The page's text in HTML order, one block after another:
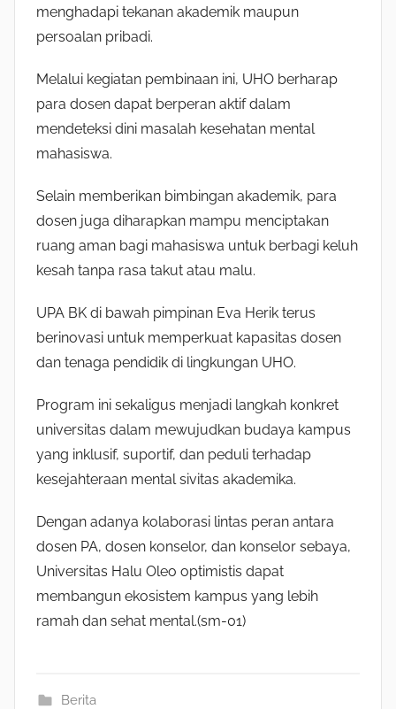
menghadapi tekanan akademik maupun
persoalan pribadi.
Melalui kegiatan pembinaan ini, UHO berharap
para dosen dapat berperan aktif dalam
mendeteksi dini masalah kesehatan mental
mahasiswa.
Selain memberikan bimbingan akademik, para
dosen juga diharapkan mampu menciptakan
ruang aman bagi mahasiswa untuk berbagi keluh
kesah tanpa rasa takut atau malu.
UPA BK di bawah pimpinan Eva Herik terus
berinovasi untuk memperkuat kapasitas dosen
dan tenaga pendidik di lingkungan UHO.
Program ini sekaligus menjadi langkah konkret
universitas dalam mewujudkan budaya kampus
yang inklusif, suportif, dan peduli terhadap
kesejahteraan mental sivitas akademika.
Dengan adanya kolaborasi lintas peran antara
dosen PA, dosen konselor, dan konselor sebaya,
Universitas Halu Oleo optimistis dapat
membangun ekosistem kampus yang lebih
ramah dan sehat mental.(sm-01)
Berita